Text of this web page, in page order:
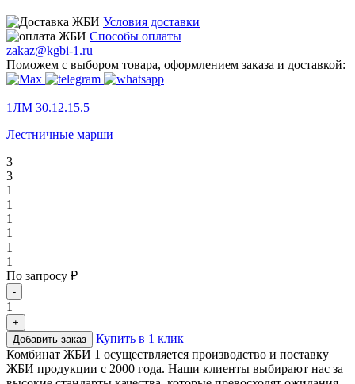
Условия доставки
Способы оплаты
zakaz@kgbi-1.ru
Поможем с выбором товара, оформлением заказа и доставкой:
1ЛМ 30.12.15.5
Лестничные марши
3
3
1
1
1
1
1
1
По запросу ₽
-
1
+
Добавить заказ
Купить в 1 клик
Комбинат ЖБИ 1 осуществляется производство и поставку
ЖБИ продукции с 2000 года. Наши клиенты выбирают нас за